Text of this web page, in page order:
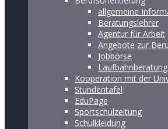
allgemeine
Beratungslehrer
Agentur für Arbeit
Angebote zur
Jobbörse
Kooperation mit der
Stundentafel
EduPage
Sportschulzeitung
Schulkleidung